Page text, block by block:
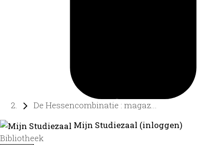
De Hessencombinatie : magaz...
Mijn Studiezaal (inloggen)
Bibliotheek